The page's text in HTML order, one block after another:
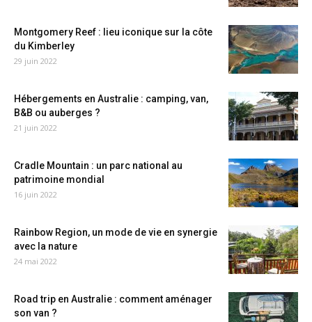
Montgomery Reef : lieu iconique sur la côte
du Kimberley
29 juin 2022
Hébergements en Australie : camping, van,
B&B ou auberges ?
21 juin 2022
Cradle Mountain : un parc national au
patrimoine mondial
16 juin 2022
Rainbow Region, un mode de vie en synergie
avec la nature
24 mai 2022
Road trip en Australie : comment aménager
son van ?